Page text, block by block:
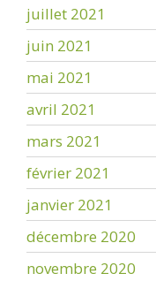
juillet 2021
juin 2021
mai 2021
avril 2021
mars 2021
février 2021
janvier 2021
décembre 2020
novembre 2020